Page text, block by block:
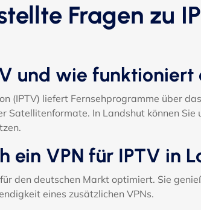
Fragen zu
und wie funktioniert
(IPTV) liefert Fernsehprogramme über
Satellitenformate. In Landshut können Sie
ein VPN für IPTV in
den deutschen Markt optimiert. Sie
eines zusätzlichen VPNs.